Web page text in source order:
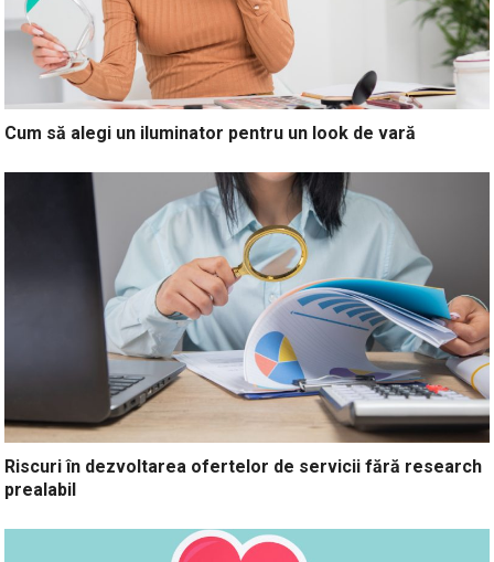
Cum să alegi un iluminator pentru un look de vară
Riscuri în dezvoltarea ofertelor de servicii fără research
prealabil